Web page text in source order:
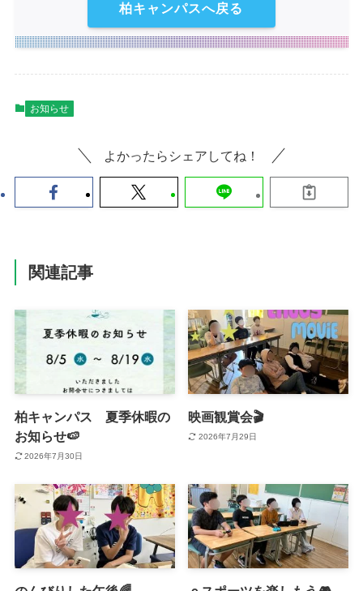
柏キャンパスへ戻る
お知らせ
よかったらシェアしてね！
関連記事
柏キャンパス 夏季休暇の
お知らせ🍉
2026年7月30日
映画観賞会🎬
2026年7月29日